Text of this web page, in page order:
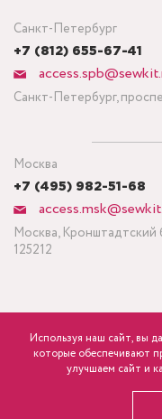
р. розница
Санкт-Петербург
+7 (812) 655-67-41
Санкт-Петербург,
Москва
+7 (495) 982-51-68
Москва, Кронштадтский
125212
Используя наш сайт, вы
которые обеспечивают
улучшаем сайт и